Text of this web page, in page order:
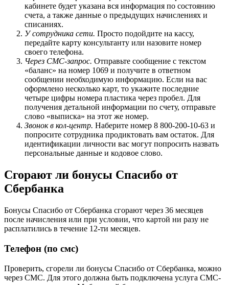
кабинете будет указана вся информация по состоянию
счета, а также данные о предыдущих начислениях и
списаниях.
У сотрудника сети. Просто подойдите на кассу,
передайте карту консультанту или назовите номер
своего телефона.
Через СМС-запрос. Отправьте сообщение с текстом
«баланс» на номер 1069 и получите в ответном
сообщении необходимую информацию. Если на вас
оформлено несколько карт, то укажите последние
четыре цифры номера пластика через пробел. Для
получения детальной информации по счету, отправьте
слово «выписка» на этот же номер.
Звонок в кол-центр. Наберите номер 8 800-200-10-63 и
попросите сотрудника продиктовать вам остаток. Для
идентификации личности вас могут попросить назвать
персональные данные и кодовое слово.
Сгорают ли бонусы Спасибо от
Сбербанка
Бонусы Спасибо от Сбербанка сгорают через 36 месяцев
после начисления или при условии, что картой ни разу не
расплатились в течение 12-ти месяцев.
Телефон (по смс)
Проверить, сгорели ли бонусы Спасибо от Сбербанка, можно
через СМС. Для этого должна быть подключена услуга СМС-